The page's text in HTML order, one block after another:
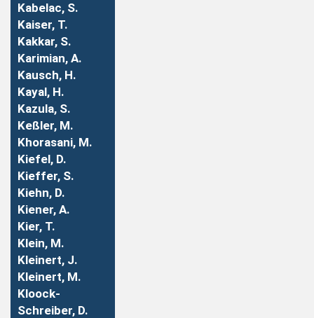
Kabelac, S.
Kaiser, T.
Kakkar, S.
Karimian, A.
Kausch, H.
Kayal, H.
Kazula, S.
Keßler, M.
Khorasani, M.
Kiefel, D.
Kieffer, S.
Kiehn, D.
Kiener, A.
Kier, T.
Klein, M.
Kleinert, J.
Kleinert, M.
Kloock-
Schreiber, D.